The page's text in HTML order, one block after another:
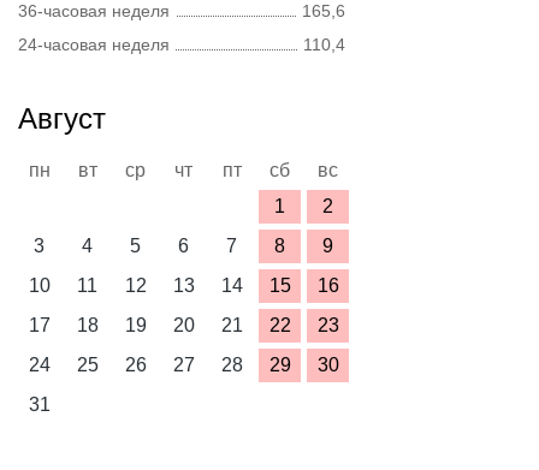
36-часовая неделя
165,6
24-часовая неделя
110,4
Август
пн вт ср чт пт сб
вс
1
2
3
4 5 6 7 8
9
10
11 12 13 14 15
16
17
18 19 20 21 22
23
24
25 26 27 28 29
30
31